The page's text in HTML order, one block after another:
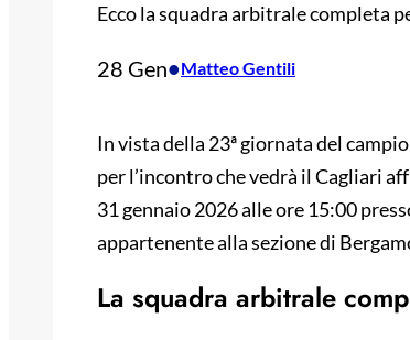
Ecco la squadra arbitrale completa
28 Gen•Matteo Gentili
In vista della 23ª giornata del
per l’incontro che vedrà il Cagliari
31 gennaio 2026 alle ore 15:00
appartenente alla sezione di
La squadra arbitrale